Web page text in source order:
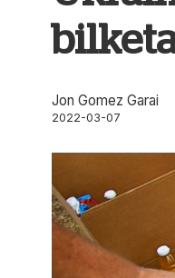
Jon Gomez Garai
2022-03-07